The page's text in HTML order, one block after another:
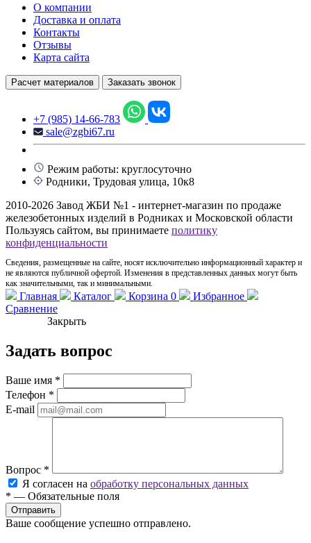
О компании
Доставка и оплата
Контакты
Отзывы
Карта сайта
Расчет материалов Заказать звонок
+7 (985) 14-66-783
sale@zgbi67.ru
Режим работы: круглосуточно
Родники, Трудовая улица, 10к8
2010-2026 Завод ЖБИ №1 - интернет-магазин по продаже
железобетонных изделий в Родниках и Московской области
Пользуясь сайтом, вы принимаете политику
конфиденциальности
Сведения, размещенные на сайте, носят исключительно информационный характер и
не являются публичной офертой. Изменения в представленных данных могут быть
как значительными, так и минимальными.
Главная Каталог Корзина 0
Избранное
Сравнение
Закрыть
Задать вопрос
Ваше имя *
Телефон *
E-mail
Вопрос *
Я согласен на обработку персональных данных
* — Обязательные поля
Ваше сообщение успешно отправлено.